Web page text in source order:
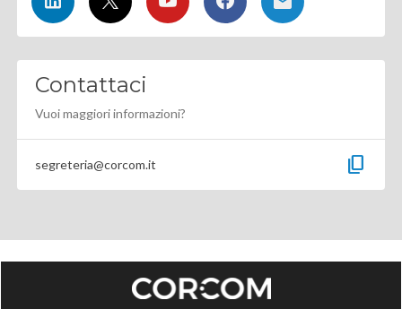
Contattaci
Vuoi maggiori informazioni?
segreteria@corcom.it content_copy